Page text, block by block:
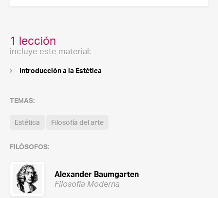
1 lección
incluye este material:
Introducción a la Estética
TEMAS:
Estética Filosofía del arte
FILÓSOFOS:
Alexander Baumgarten
Filosofía Moderna